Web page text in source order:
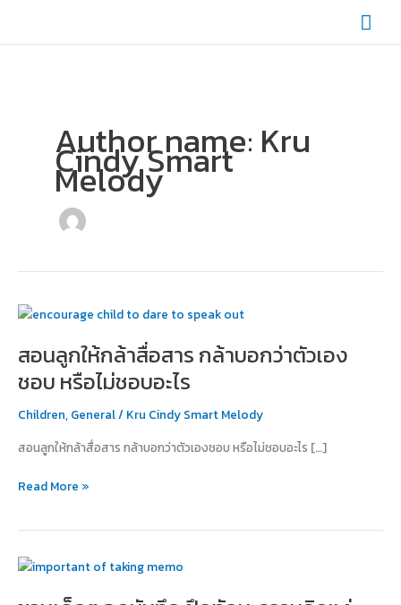
content
Author name: Kru
Cindy Smart
Melody
สอนลูกให้กล้าสื่อสาร กล้าบอกว่าตัวเอง
ชอบ หรือไม่ชอบอะไร
Children, General/ Kru Cindy Smart Melody
สอนลูกให้กล้าสื่อสาร กล้าบอกว่าตัวเองชอบ หรือไม่ชอบอะไร […]
สอน
ให้
สื่อสาร
กล้า
ว่า
เอง
หรือ
ชอบ
Read More »
ชวน